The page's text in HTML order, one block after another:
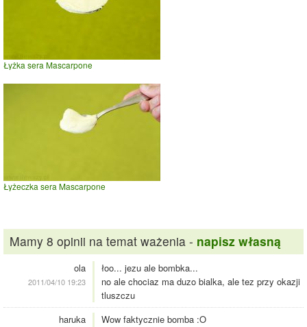
Łyżka sera Mascarpone
Łyżeczka sera Mascarpone
Mamy 8 opinii na temat ważenia - napisz własną
ola
2011/04/10 19:23
łoo... jezu ale bombka...
no ale chociaz ma duzo bialka, ale tez przy okazji
tluszczu
haruka
Wow faktycznie bomba :O